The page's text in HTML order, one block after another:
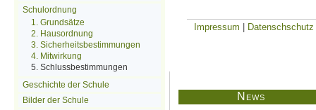
Schulordnung
1. Grundsätze
2. Hausordnung
3. Sicherheitsbestimmungen
4. Mitwirkung
5. Schlussbestimmungen
Geschichte der Schule
Bilder der Schule
Impressum Datenschschutz
News